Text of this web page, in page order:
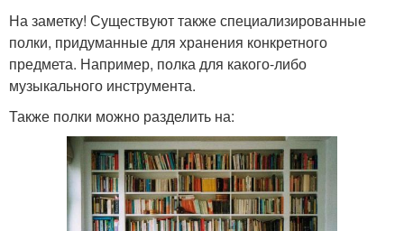
На заметку! Существуют также специализированные
полки, придуманные для хранения конкретного
предмета. Например, полка для какого-либо
музыкального инструмента.
Также полки можно разделить на: